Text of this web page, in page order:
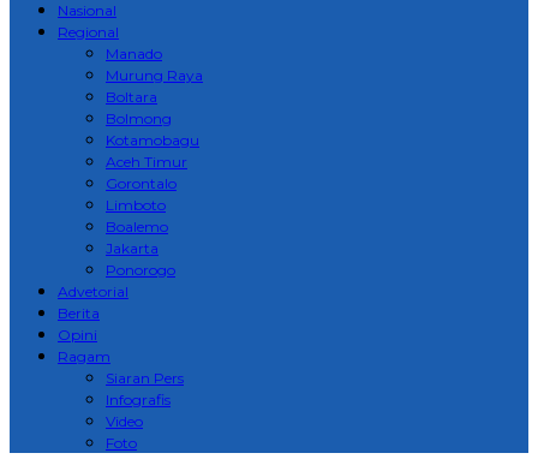
Nasional
Regional
Manado
Murung Raya
Boltara
Bolmong
Kotamobagu
Aceh Timur
Gorontalo
Limboto
Boalemo
Jakarta
Ponorogo
Advetorial
Berita
Opini
Ragam
Siaran Pers
Infografis
Video
Foto